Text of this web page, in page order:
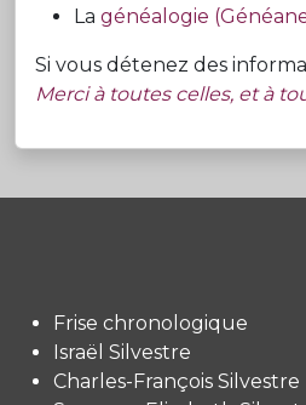
La généalogie
Si vous détenez des
Merci à toutes celles, et à
Frise chronologique
Israël Silvestre
Charles-François Silvestre